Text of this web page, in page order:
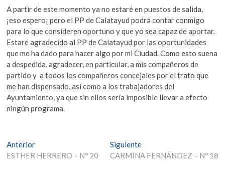
A partir de este momento ya no estaré en puestos de salida,
¡eso espero¡ pero el PP de Calatayud podrá contar conmigo
para lo que consideren oportuno y que yo sea capaz de aportar.
Estaré agradecido al PP de Calatayud por las oportunidades
que me ha dado para hacer algo por mi Ciudad. Como esto suena
a despedida, agradecer, en particular, a mis compañeros de
partido y a todos los compañeros concejales por el trato que
me han dispensado, así como a los trabajadores del
Ayuntamiento, ya que sin ellos sería imposible llevar a efecto
ningún programa.
Navegación
de
AnteriorEntrada
anterior:
ESTHER HERRERO – Nº 20
SiguienteEntrada
siguiente:
CARMINA FERNÁNDEZ – Nº 18